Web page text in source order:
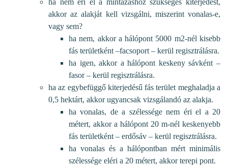
ha nem éri el a mintázáshoz szükséges kiterjedést,
akkor az alakját kell vizsgálni, miszerint vonalas-e,
vagy sem?
ha nem, akkor a hálópont 5000 m2-nél kisebb
fás területként –facsoport – kerül regisztrálásra.
ha igen, akkor a hálópont keskeny sávként –
fasor – kerül regisztrálásra.
ha az egybefüggő kiterjedésű fás terület meghaladja a
0,5 hektárt, akkor ugyancsak vizsgálandó az alakja.
ha vonalas, de a szélessége nem éri el a 20
métert, akkor a hálópont 20 m-nél keskenyebb
fás területként – erdősáv – kerül regisztrálásra.
ha vonalas és a hálópontban mért minimális
szélessége eléri a 20 métert, akkor terepi pont.